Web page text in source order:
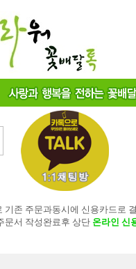
기존 주문과동시에 신용카드로
문서 작성완료후 상단 온라인 신